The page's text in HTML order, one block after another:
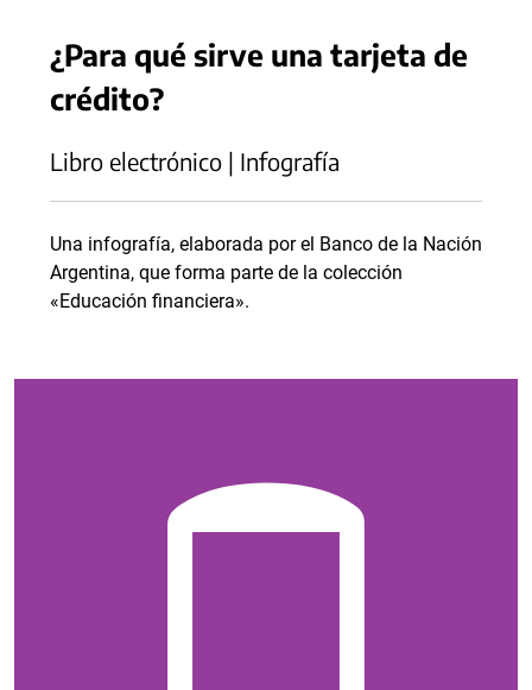
¿Para qué sirve una tarjeta de
crédito?
Libro electrónico | Infografía
Una infografía, elaborada por el Banco de la Nación
Argentina, que forma parte de la colección
«Educación financiera».